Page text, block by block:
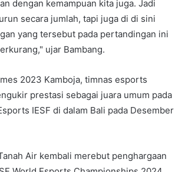
dengan kemampuan kita juga. Jadi
secara jumlah, tapi juga di di sini
yang tersebut pada pertandingan ini
ujar Bambang.
2023 Kamboja, timnas esports
prestasi sebagai juara umum pada
IESF di dalam Bali pada Desember
Air kembali merebut penghargaan